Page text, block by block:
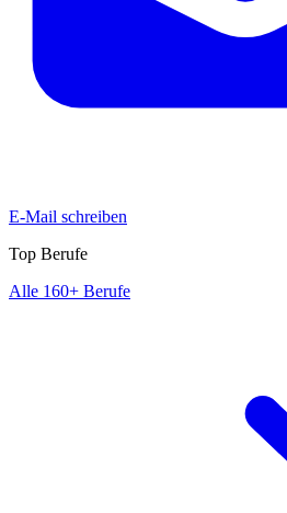
E-Mail schreiben
Top Berufe
Alle 160+ Berufe